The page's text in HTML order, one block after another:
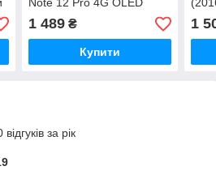
Note 12 Pro 4G OLED
(PRC)
1 489₴
Купити
1
за рік